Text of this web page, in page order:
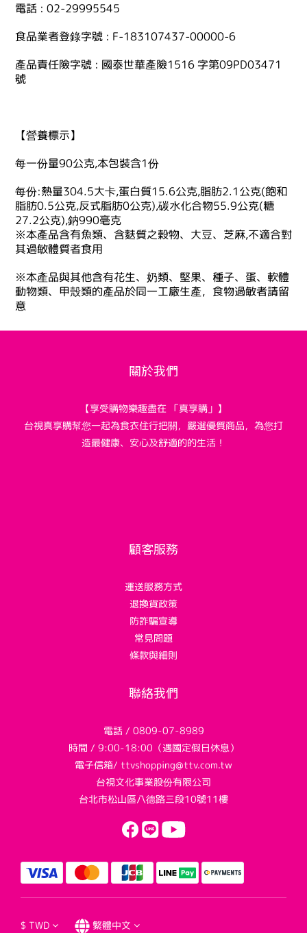
電話 : 02-29995545
食品業者登錄字號 : F-183107437-00000-6
產品責任險字號 : 國泰世華產險1516 字第09PD03471
號
【營養標示】
每一份量90公克,本包裝含1份
每份:熱量304.5大卡,蛋白質15.6公克,脂肪2.1公克(飽和
脂肪0.5公克,反式脂肪0公克),碳水化合物55.9公克(糖
27.2公克),鈉990毫克
※本產品含有魚類、含麩質之穀物、大豆、芝麻,不適合對
其過敏體質者食用
※本產品與其他含有花生、奶類、堅果、種子、蛋、軟體
動物類、甲殼類的產品於同一工廠生產，食物過敏者請留
意
關於我們
【享受購物樂趣盡在 「真享購」】
台視真享購幫您一起為食衣住行把關，嚴選優質商品，為您打
造最健康、安心及舒適的的生活！
顧客服務
運送服務方式
退換貨政策
防詐騙宣導
常見問題
條款與細則
聯絡我們
電話 / 0809-07-8989
時間 / 9:00-18:00（遇國定假日休息）
電子信箱/ ttvshopping@ttv.com.tw
台視文化事業股份有限公司
台北市松山區八德路三段10號11樓
$ TWD 繁體中文